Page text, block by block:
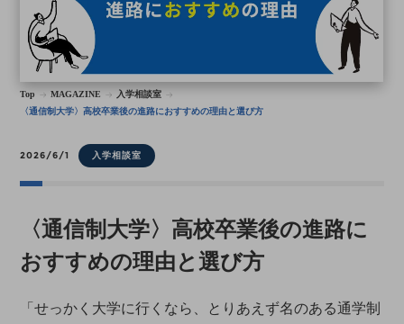
Top MAGAZINE
入学相談室
〈通信制大学〉高校卒業後の進路におすすめの理由と選び方
2026/6/1 入学相談室
〈通信制大学〉高校卒業後の進路に
おすすめの理由と選び方
「せっかく大学に行くなら、とりあえず名のある通学制